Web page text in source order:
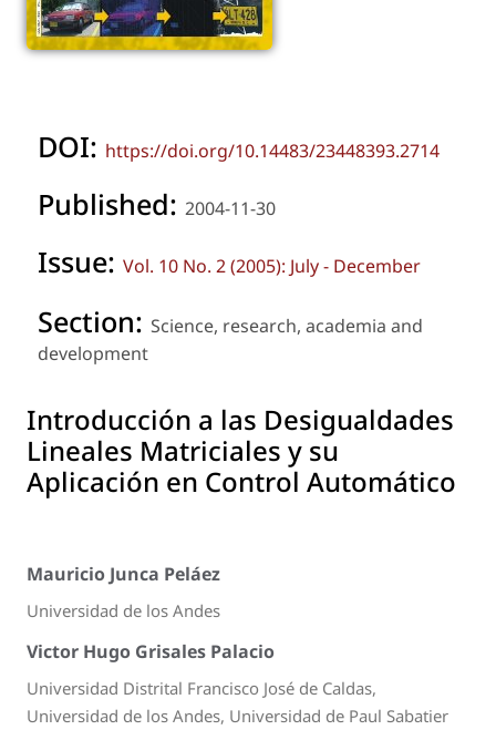
DOI: https://doi.org/10.14483/23448393.2714
Published: 2004-11-30
Issue: Vol. 10 No. 2 (2005): July - December
Section: Science, research, academia and
development
Introducción a las Desigualdades
Lineales Matriciales y su
Aplicación en Control Automático
Mauricio Junca Peláez
Universidad de los Andes
Victor Hugo Grisales Palacio
Universidad Distrital Francisco José de Caldas,
Universidad de los Andes, Universidad de Paul Sabatier